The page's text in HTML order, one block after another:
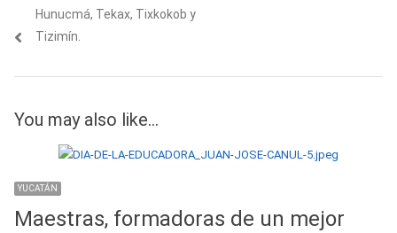
entradas
Hunucmá, Tekax, Tixkokob y
Tizimín.
You may also like...
YUCATÁN
Maestras, formadoras de un mejor